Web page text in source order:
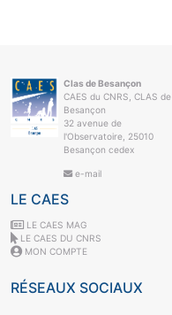
Clas de Besançon
CAES du CNRS, CLAS de
Besançon
32 avenue de
l'Observatoire, 25010
Besançon cedex
e-mail
LE CAES
LE CAES MAG
LE CAES DU CNRS
MON COMPTE
RÉSEAUX SOCIAUX